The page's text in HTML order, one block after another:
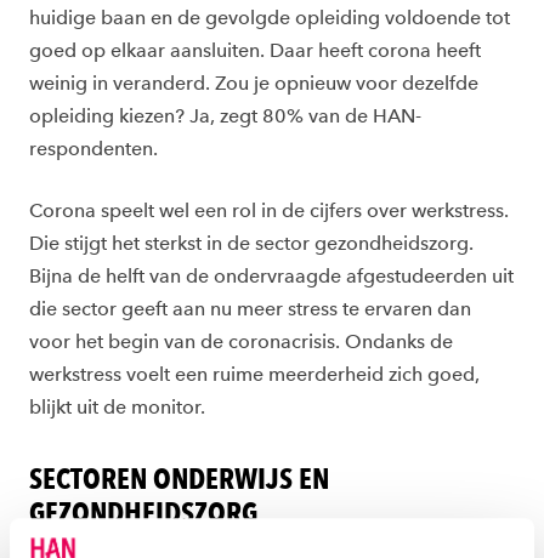
huidige baan en de gevolgde opleiding voldoende tot
goed op elkaar aansluiten. Daar heeft corona heeft
weinig in veranderd. Zou je opnieuw voor dezelfde
opleiding kiezen? Ja, zegt 80% van de HAN-
respondenten.
Corona speelt wel een rol in de cijfers over werkstress.
Die stijgt het sterkst in de sector gezondheidszorg.
Bijna de helft van de ondervraagde afgestudeerden uit
die sector geeft aan nu meer stress te ervaren dan
voor het begin van de coronacrisis. Ondanks de
werkstress voelt een ruime meerderheid zich goed,
blijkt uit de monitor.
SECTOREN ONDERWIJS EN
GEZONDHEIDSZORG